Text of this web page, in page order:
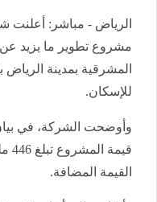
الرياض - مباشر: أعلنت
المشرقية بمدينة
للإسكان.
وأوضحت الشركة، في
القيمة المضافة.